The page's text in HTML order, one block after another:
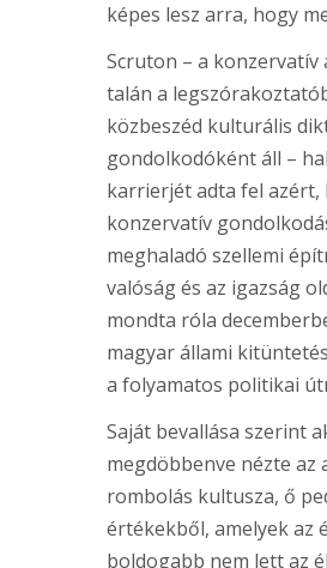
képes lesz arra, hogy
Scruton – a
talán a
közbeszéd kulturális
gondolkodóként áll –
karrierjét adta fel azért,
konzervatív
meghaladó szellemi
valóság és az igazság
mondta róla
magyar állami
a folyamatos politikai
Saját bevallása szerint
megdöbbenve nézte az
rombolás kultusza, ő
értékekből, amelyek az
boldogabb nem lett az